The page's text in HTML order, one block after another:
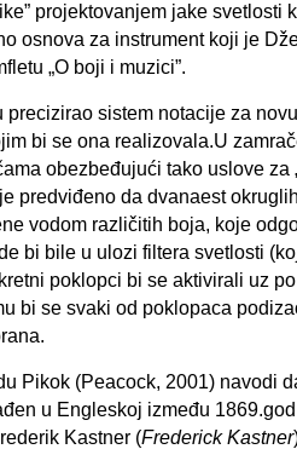
projektovanjem jake svetlosti
osnova za instrument koji je
„O boji i muzici”.
precizirao sistem notacije za
bi se ona realizovala.U
obezbeđujući tako uslove za
predviđeno da dvanaest
vodom različitih boja, koje
bi bile u ulozi filtera svetlosti
poklopci bi se aktivirali uz
bi se svaki od poklopaca
Pikok (Peacock, 2001) navodi
u Engleskoj između
Kastner (Frederick Kastner